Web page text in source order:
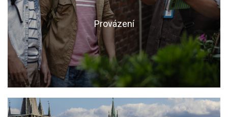
Provázení